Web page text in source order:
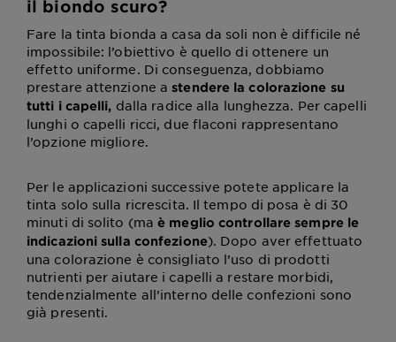
il biondo scuro?
Fare la tinta bionda a casa da soli non è difficile né
impossibile: l’obiettivo è quello di ottenere un
effetto uniforme. Di conseguenza, dobbiamo
prestare attenzione astendere la colorazione su
tutti i capelli, dalla radice alla lunghezza. Per capelli
lunghi o capelli ricci, due flaconi rappresentano
l’opzione migliore.
Per le applicazioni successive potete applicare la
tinta solo sulla ricrescita. Il tempo di posa è di 30
minuti di solito (maè meglio controllare sempre le
indicazioni sulla confezione). Dopo aver effettuato
una colorazione è consigliato l’uso di prodotti
nutrienti per aiutare i capelli a restare morbidi,
tendenzialmente all’interno delle confezioni sono
già presenti.